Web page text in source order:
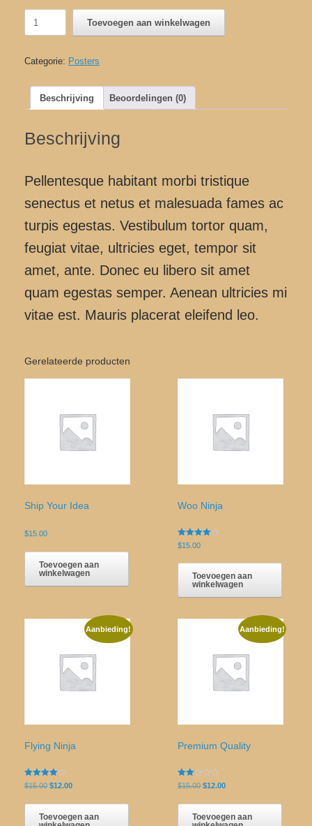
Logo
Toevoegen aan winkelwagen
Categorie: Posters
Beschrijving Beoordelingen (0)
Beschrijving
Pellentesque habitant morbi tristique
senectus et netus et malesuada fames ac
turpis egestas. Vestibulum tortor quam,
feugiat vitae, ultricies eget, tempor sit
amet, ante. Donec eu libero sit amet
quam egestas semper. Aenean ultricies mi
vitae est. Mauris placerat eleifend leo.
Gerelateerde producten
Ship Your Idea
$15.00
Toevoegen aan
winkelwagen
Woo Ninja
Gewaardeerd
4.00
$15.00
Toevoegen aan
winkelwagen
Aanbieding!
Flying Ninja
Gewaardeerd
4.00
$15.00 Oorspronkelijke
was:
$15.00.
$12.00Huidige
is:
$12.00.
Toevoegen aan
Aanbieding!
Premium Quality
Gewaardeerd
2.00
$15.00 Oorspronkelijke
was:
$15.00.
$12.00Huidige
is:
$12.00.
Toevoegen aan